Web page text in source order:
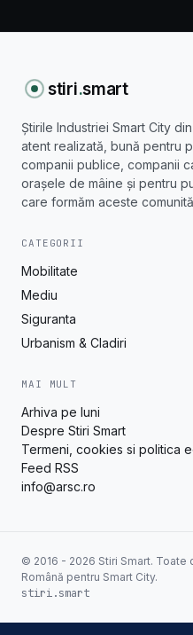
stiri.smart
Știrile Industriei Smart City
atent realizată, bună pentru
companii publice, companii
orașele de mâine și pentru
care formăm aceste
CATEGORII
Mobilitate
Mediu
Siguranta
Urbanism & Cladiri
MAI MULT
Arhiva pe luni
Despre Stiri Smart
Termeni, cookies si politica
Feed RSS
info@arsc.ro
© 2016 - 2026 Stiri Smart.
Română pentru Smart City.
stiri.smart